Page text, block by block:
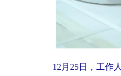
12月25日，工作人